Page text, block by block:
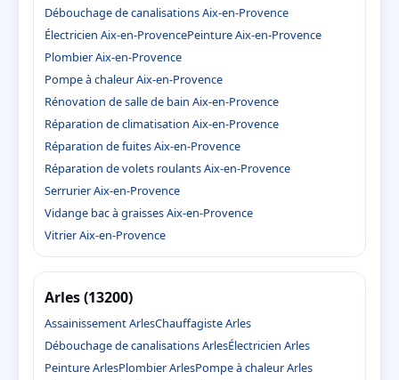
Débouchage de canalisations Aix-en-Provence
Électricien Aix-en-ProvencePeinture Aix-en-Provence
Plombier Aix-en-Provence
Pompe à chaleur Aix-en-Provence
Rénovation de salle de bain Aix-en-Provence
Réparation de climatisation Aix-en-Provence
Réparation de fuites Aix-en-Provence
Réparation de volets roulants Aix-en-Provence
Serrurier Aix-en-Provence
Vidange bac à graisses Aix-en-Provence
Vitrier Aix-en-Provence
Arles (13200)
Assainissement ArlesChauffagiste Arles
Débouchage de canalisations ArlesÉlectricien Arles
Peinture ArlesPlombier ArlesPompe à chaleur Arles